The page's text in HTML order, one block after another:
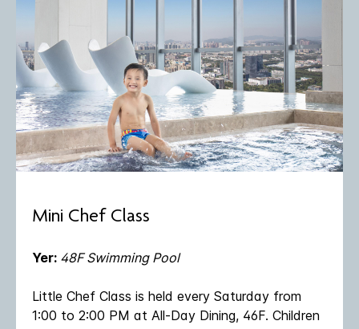
Mini Chef Class
Yer: 48F Swimming Pool
Little Chef Class is held every Saturday from
1:00 to 2:00 PM at All-Day Dining, 46F. Children